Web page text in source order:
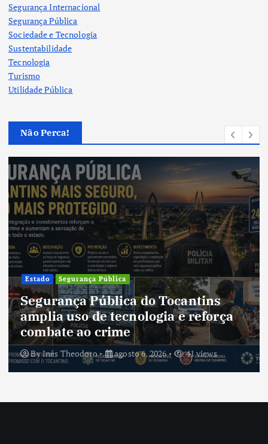
Segurança Internacional
Segurança Pública
Sociedade e Tecnologia
Sustentabilidade
Tecnologia
Turismo
Utilidade Pública
Não Perca!
Cultura
Cultura do Tocantins preserva
tradições e fortalece identidade de
um estado em constante
transformação
ByInês Theodoro agosto 5, 2026 39 views